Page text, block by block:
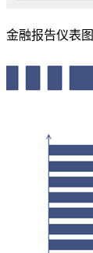
金融报告仪表图